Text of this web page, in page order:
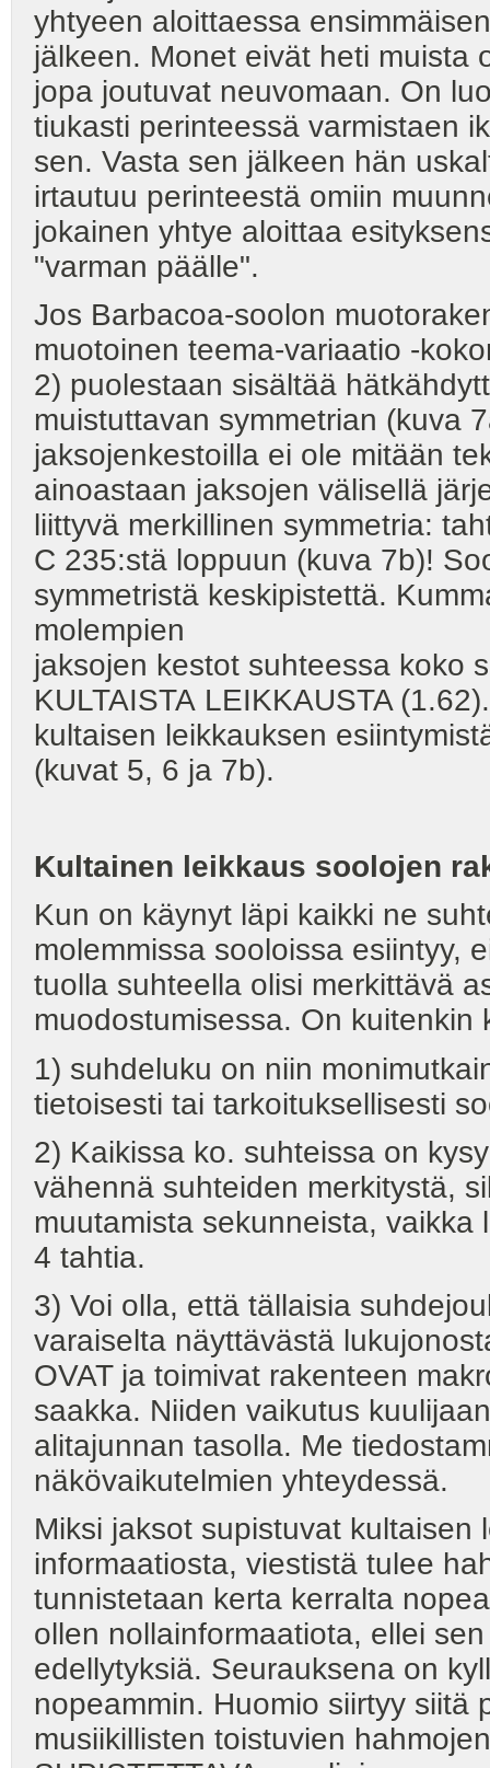
yhtyeen aloittaessa
jälkeen. Monet eivät heti muista
jopa joutuvat neuvomaan. On
tiukasti perinteessä varmistaen
sen. Vasta sen jälkeen hän
irtautuu perinteestä omiin
jokainen yhtye aloittaa
"varman päälle".
Jos Barbacoa-soolon
muotoinen teema-variaatio -
2) puolestaan sisältää
muistuttavan symmetrian (kuva
jaksojenkestoilla ei ole mitään
ainoastaan jaksojen välisellä
liittyvä merkillinen symmetria:
C 235:stä loppuun (kuva 7b)!
symmetristä keskipistettä.
molempien
jaksojen kestot suhteessa koko
KULTAISTA LEIKKAUSTA
kultaisen leikkauksen
(kuvat 5, 6 ja 7b).
Kultainen leikkaus soolojen
Kun on käynyt läpi kaikki ne
molemmissa sooloissa esiintyy,
tuolla suhteella olisi merkittävä
muodostumisessa. On
1) suhdeluku on niin
tietoisesti tai tarkoituksellisesti
2) Kaikissa ko. suhteissa on
vähennä suhteiden merkitystä,
muutamista sekunneista,
4 tahtia.
3) Voi olla, että tällaisia
varaiselta näyttävästä
OVAT ja toimivat rakenteen
saakka. Niiden vaikutus
alitajunnan tasolla. Me
näkövaikutelmien yhteydessä.
Miksi jaksot supistuvat kultaisen
informaatiosta, viestistä tulee
tunnistetaan kerta kerralta
ollen nollainformaatiota, ellei
edellytyksiä. Seurauksena on
nopeammin. Huomio siirtyy siitä
musiikillisten toistuvien